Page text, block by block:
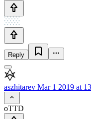
Reply
aszhitarev Mar 1 2019 at
oTTD